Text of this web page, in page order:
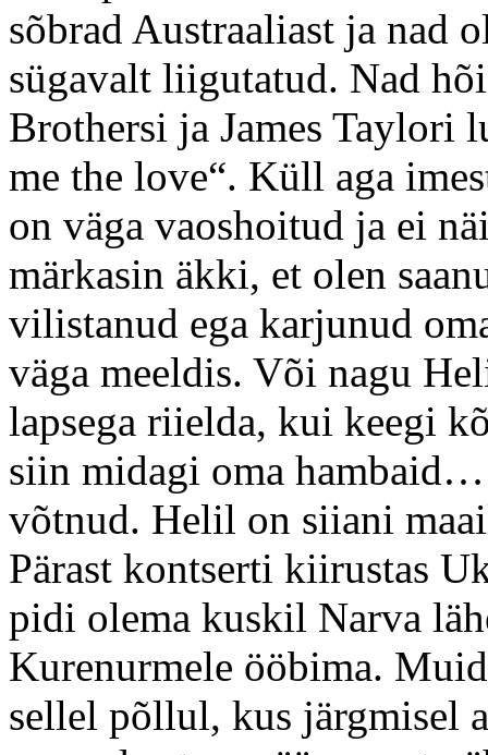
sõbrad Austraaliast ja nad
sügavalt liigutatud. Nad
Brothersi ja James Taylori
me the love“. Küll aga
on väga vaoshoitud ja ei
märkasin äkki, et olen
vilistanud ega karjunud
väga meeldis. Või nagu
lapsega riielda, kui keegi
siin midagi oma
võtnud. Helil on siiani
Pärast kontserti kiirustas
pidi olema kuskil Narva
Kurenurmele ööbima.
sellel põllul, kus järgmisel